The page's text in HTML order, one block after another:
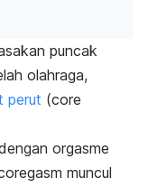
puncak
olahraga,
perut (core
orgasme
muncul